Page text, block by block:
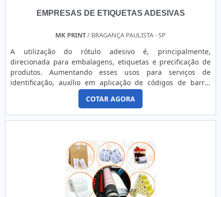
EMPRESAS DE ETIQUETAS ADESIVAS
MK PRINT/ BRAGANÇA PAULISTA - SP
A utilização do rótulo adesivo é, principalmente,
direcionada para embalagens, etiquetas e precificação de
produtos. Aumentando esses usos para serviços de
identificação, auxílio em aplicação de códigos de barra,
desenvolvimento como lacre de segurança, confecção para
banners e diversas outras formas de aplicação, as
empresas de etiquetas adesivas passaram a trabalhar de
acordo com a exigência do consumidor, fornecendo
COTAR AGORA